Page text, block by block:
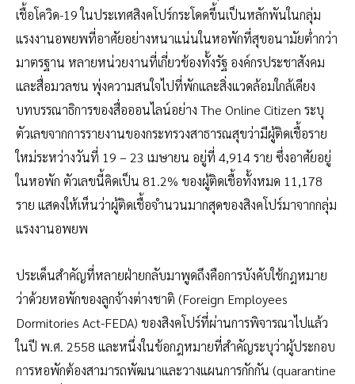
เชื้อโควิด-19 ในประเทศสิงคโปร์กระโดดขึ้นเป็นหลักพันในกลุ่ม
แรงงานอพยพที่อาศัยอย่างหนาแน่นในหอพักที่สุขอนามัยต่ำกว่า
มาตรฐาน หลายหน่วยงานที่เกี่ยวข้องทั้งรัฐ องค์กรประชาสังคม
และสื่อมวลชน พุ่งความสนใจไปที่พักและสิ่งแวดล้อมใกล้เคียง
บทบรรณาธิการของสื่อออนไลน์อย่าง The Online Citizen ระบุ
ตัวเลขจากการรายงานของกระทรวงสาธารณสุขว่ามีผู้ติดเชื้อราย
ใหม่ระหว่างวันที่ 19 – 23 เมษายน อยู่ที่ 4,914 ราย ซึ่งอาศัยอยู่
ในหอพัก ตัวเลขนี้คิดเป็น 81.2% ของผู้ติดเชื้อทั้งหมด 11,178
ราย แสดงให้เห็นว่าผู้ติดเชื้อจำนวนมากสุดของสิงคโปร์มาจากกลุ่ม
แรงงานอพยพ
ประเด็นสำคัญที่หลายฝ่ายกลับมาพูดถึงคือการบังคับใช้กฎหมาย
ว่าด้วยหอพักของลูกจ้างต่างชาติ (Foreign Employees
Dormitories Act-FEDA) ของสิงคโปร์ที่ผ่านการพิจารณาไปแล้ว
ในปี พ.ศ. 2558 และหนึ่งในข้อกฎหมายที่สำคัญระบุว่าผู้ประกอบ
การหอพักต้องสามารถพัฒนาและวางแผนการกักกัน (quarantine